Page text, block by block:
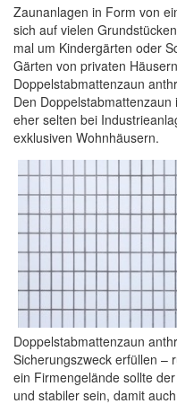
Zaunanlagen in Form von
sich auf vielen
mal um Kindergärten oder
Gärten von privaten
Doppelstabmattenzaun
Den
eher selten bei
exklusiven Wohnhäusern.
Doppelstabmattenzaun
Sicherungszweck erfüllen –
ein Firmengelände sollte
und stabiler sein, damit